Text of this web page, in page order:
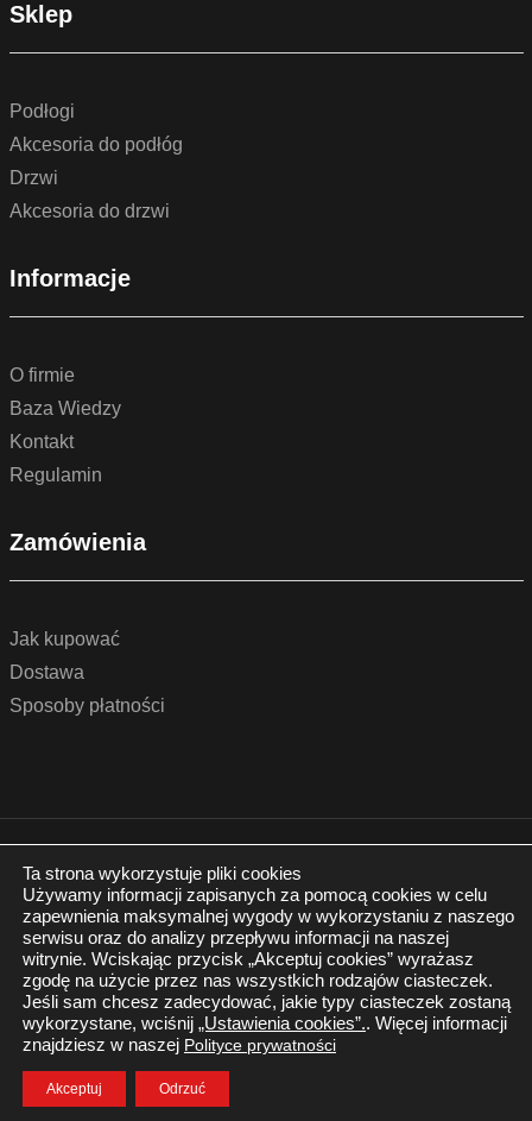
Zaloguj się
Sklep
Podłogi
Akcesoria do podłóg
Drzwi
Akcesoria do drzwi
Informacje
O firmie
Baza Wiedzy
Kontakt
Regulamin
Zamówienia
Jak kupować
Dostawa
Sposoby płatności
© 2022 by podlogidrzwi.eu
Wszystkie prawa zastrzeżone
Polityka prywatności
Realizacja:
Ta strona wykorzystuje pliki cookies
Używamy informacji zapisanych za pomocą cookies w celu
zapewnienia maksymalnej wygody w wykorzystaniu z naszego
serwisu oraz do analizy przepływu informacji na naszej
witrynie. Wciskając przycisk „Akceptuj cookies” wyrażasz
zgodę na użycie przez nas wszystkich rodzajów ciasteczek.
Jeśli sam chcesz zadecydować, jakie typy ciasteczek zostaną
wykorzystane, wciśnij „Ustawienia cookies”.. Więcej informacji
znajdziesz w naszej Polityce prywatności
Akceptuj Odrzuć